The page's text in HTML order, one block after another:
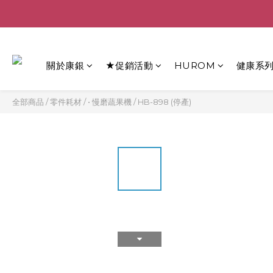
關於康銀 ★促銷活動 HUROM 健康系
全部商品 /零件耗材/• 慢磨蔬果機 /HB-898 (停產)